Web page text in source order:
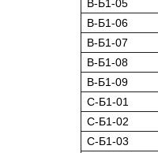
В-Б1-05
В-Б1-06
В-Б1-07
В-Б1-08
В-Б1-09
C-Б1-01
C-Б1-02
C-Б1-03